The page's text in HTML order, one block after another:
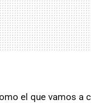
el que vamos a